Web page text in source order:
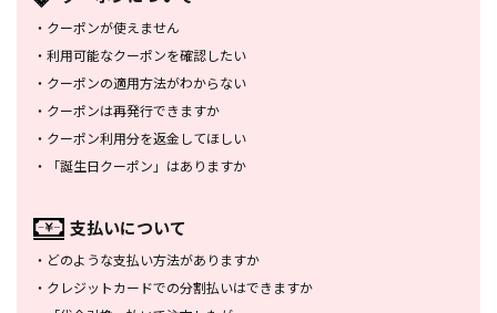
・ クーポンが使えません
・ 利用可能なクーポンを確認したい
・ クーポンの適用方法がわからない
・ クーポンは再発行できますか
・ クーポン利用分を返金してほしい
・
「誕生日クーポン」はありますか
支払いについて
・ どのような支払い方法がありますか
・ クレジットカードでの分割払いはできますか